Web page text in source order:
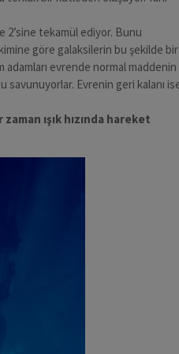
2’sine tekamül ediyor. Bunu
göre galaksilerin bu şekilde bir
evrende normal maddenin
savunuyorlar. Evrenin geri kalanı
ışık hızında hareket